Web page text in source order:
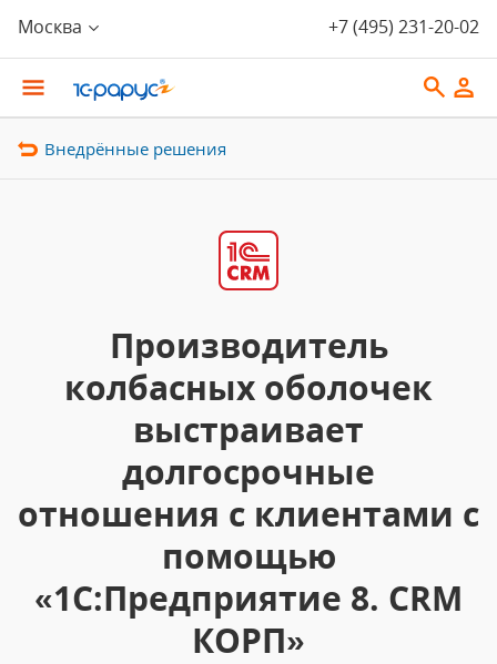
Москва +7 (495) 231-20-02
Внедрённые решения
Производитель
колбасных оболочек
выстраивает
долгосрочные
отношения с клиентами с
помощью
«1С:Предприятие 8. CRM
КОРП»